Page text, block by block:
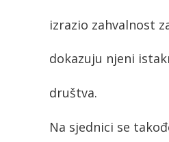
izrazio zahvalnost
dokazuju njeni
društva.
Na sjednici se